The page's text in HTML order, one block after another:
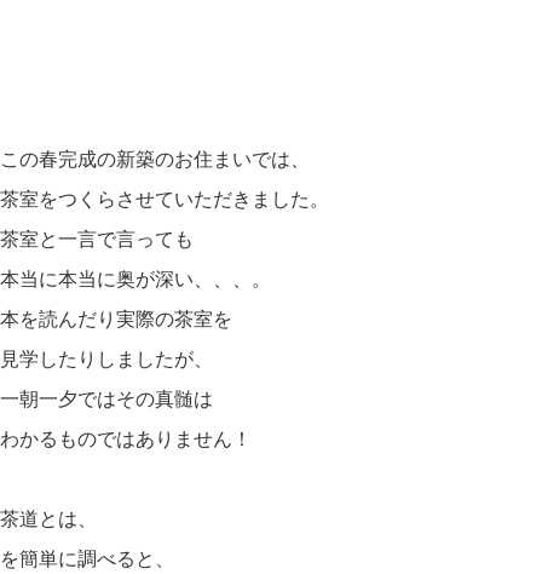
この春完成の新築のお住まいでは、
茶室をつくらさせていただきました。
茶室と一言で言っても
本当に本当に奥が深い、、、。
本を読んだり実際の茶室を
見学したりしましたが、
一朝一夕ではその真髄は
わかるものではありません！
茶道とは、
を簡単に調べると、